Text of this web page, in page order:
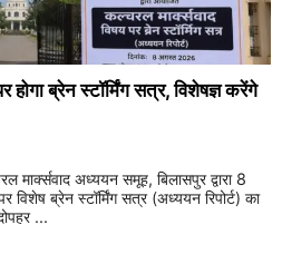
होगा ब्रेन स्टॉर्मिंग सत्र, विशेषज्ञ करेंगे
अध्ययन समूह, बिलासपुर द्वारा 8
विशेष ब्रेन स्टॉर्मिंग सत्र (अध्ययन रिपोर्ट) का
...